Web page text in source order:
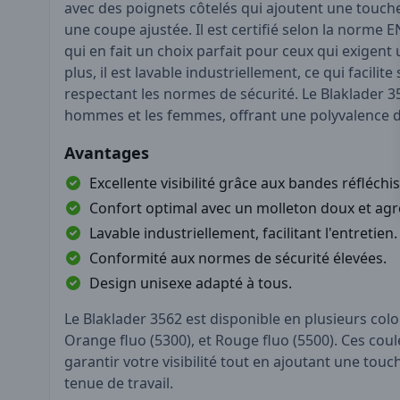
avec des poignets côtelés qui ajoutent une
une coupe ajustée. Il est certifié selon la norme
qui en fait un choix parfait pour ceux qui exigent
plus, il est lavable industriellement, ce qui facilite
respectant les normes de sécurité. Le Blaklader
hommes et les femmes, offrant une polyvalence
Avantages
Excellente visibilité grâce aux bandes
Confort optimal avec un molleton doux et
Lavable industriellement, facilitant l'entretien.
Conformité aux normes de sécurité élevées.
Design unisexe adapté à tous.
Le Blaklader 3562 est disponible en plusieurs
Orange fluo (5300), et Rouge fluo (5500). Ces
garantir votre visibilité tout en ajoutant une
tenue de travail.